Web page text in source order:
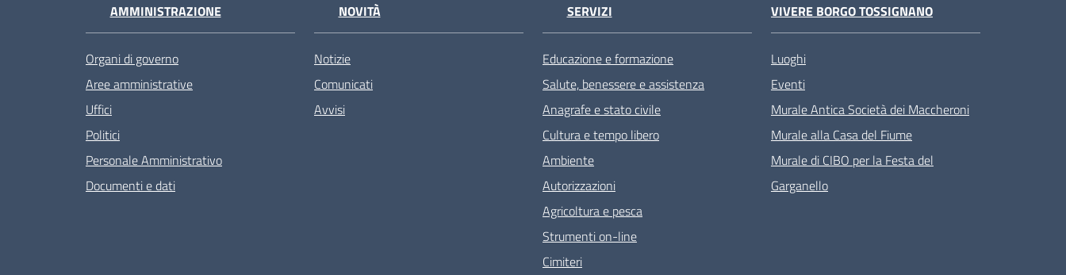
AMMINISTRAZIONE
Organi di governo
Aree amministrative
Uffici
Politici
Personale Amministrativo
Documenti e dati
NOVITÀ
Notizie
Comunicati
Avvisi
SERVIZI
Educazione e formazione
Salute, benessere e assistenza
Anagrafe e stato civile
Cultura e tempo libero
Ambiente
Autorizzazioni
Agricoltura e pesca
Strumenti on-line
Cimiteri
VIVERE BORGO TOSSIGNANO
Luoghi
Eventi
Murale Antica Società dei Maccheroni
Murale alla Casa del Fiume
Murale di CIBO per la Festa del
Garganello